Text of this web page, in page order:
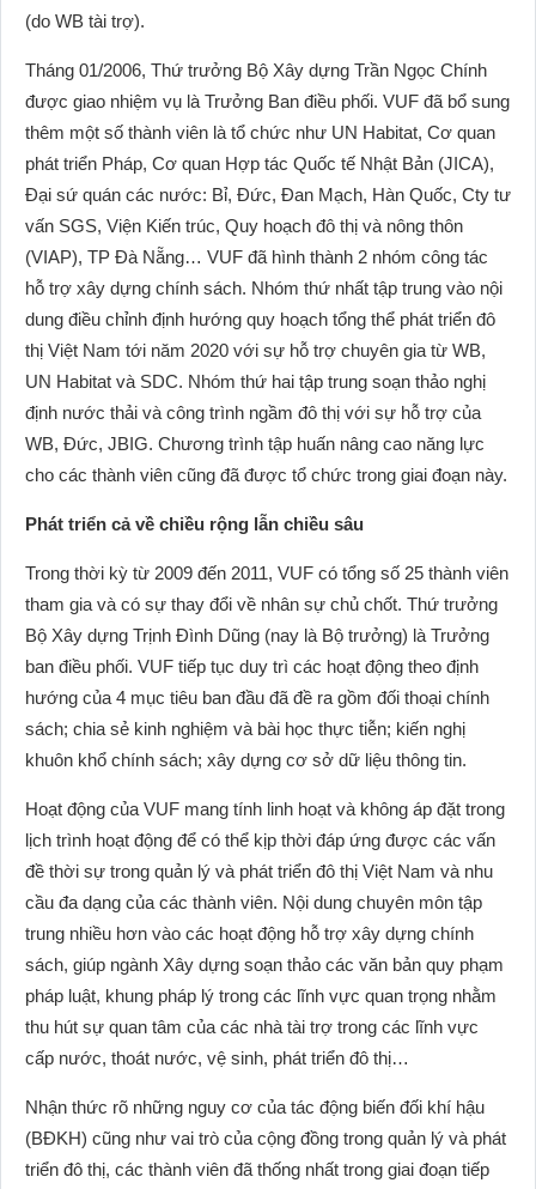
(do WB tài trợ).
Tháng 01/2006, Thứ trưởng Bộ Xây dựng Trần Ngọc Chính
được giao nhiệm vụ là Trưởng Ban điều phối. VUF đã bổ sung
thêm một số thành viên là tổ chức như UN Habitat, Cơ quan
phát triển Pháp, Cơ quan Hợp tác Quốc tế Nhật Bản (JICA),
Đại sứ quán các nước: Bỉ, Đức, Đan Mạch, Hàn Quốc, Cty tư
vấn SGS, Viện Kiến trúc, Quy hoạch đô thị và nông thôn
(VIAP), TP Đà Nẵng… VUF đã hình thành 2 nhóm công tác
hỗ trợ xây dựng chính sách. Nhóm thứ nhất tập trung vào nội
dung điều chỉnh định hướng quy hoạch tổng thể phát triển đô
thị Việt Nam tới năm 2020 với sự hỗ trợ chuyên gia từ WB,
UN Habitat và SDC. Nhóm thứ hai tập trung soạn thảo nghị
định nước thải và công trình ngầm đô thị với sự hỗ trợ của
WB, Đức, JBIG. Chương trình tập huấn nâng cao năng lực
cho các thành viên cũng đã được tổ chức trong giai đoạn này.
Phát triển cả về chiều rộng lẫn chiều sâu
Trong thời kỳ từ 2009 đến 2011, VUF có tổng số 25 thành viên
tham gia và có sự thay đổi về nhân sự chủ chốt. Thứ trưởng
Bộ Xây dựng Trịnh Đình Dũng (nay là Bộ trưởng) là Trưởng
ban điều phối. VUF tiếp tục duy trì các hoạt động theo định
hướng của 4 mục tiêu ban đầu đã đề ra gồm đối thoại chính
sách; chia sẻ kinh nghiệm và bài học thực tiễn; kiến nghị
khuôn khổ chính sách; xây dựng cơ sở dữ liệu thông tin.
Hoạt động của VUF mang tính linh hoạt và không áp đặt trong
lịch trình hoạt động để có thể kịp thời đáp ứng được các vấn
đề thời sự trong quản lý và phát triển đô thị Việt Nam và nhu
cầu đa dạng của các thành viên. Nội dung chuyên môn tập
trung nhiều hơn vào các hoạt động hỗ trợ xây dựng chính
sách, giúp ngành Xây dựng soạn thảo các văn bản quy phạm
pháp luật, khung pháp lý trong các lĩnh vực quan trọng nhằm
thu hút sự quan tâm của các nhà tài trợ trong các lĩnh vực
cấp nước, thoát nước, vệ sinh, phát triển đô thị…
Nhận thức rõ những nguy cơ của tác động biến đối khí hậu
(BĐKH) cũng như vai trò của cộng đồng trong quản lý và phát
triển đô thị, các thành viên đã thống nhất trong giai đoạn tiếp